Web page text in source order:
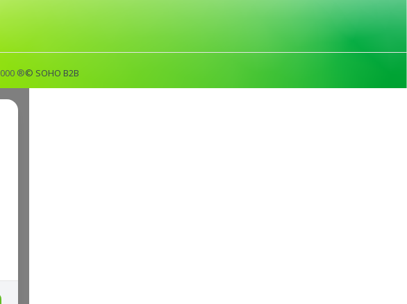
®© SOHO B2B